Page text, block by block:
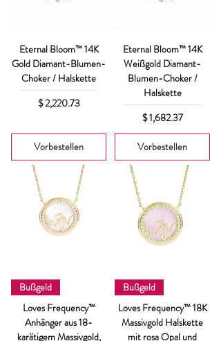
Eternal Bloom™ 14K
Gold Diamant-Blumen-
Choker / Halskette
Preis
$ 2,220.73
Vorbestellen
Eternal Bloom™ 14K
Weißgold Diamant-
Blumen-Choker /
Halskette
Preis
$ 1,682.37
Vorbestellen
Bußgeld
Loves Frequency™
Anhänger aus 18-
karätigem Massivgold,
Bußgeld
Loves Frequency™ 18K
Massivgold Halskette
mit rosa Opal und